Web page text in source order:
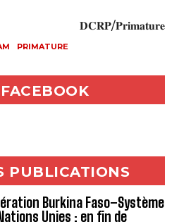
𝐃𝐂𝐑𝐏/𝐏𝐫𝐢𝐦𝐚𝐭𝐮𝐫𝐞
PRIMATURE
PUBLICATIONS
Burkina Faso–Système
Unies : en fin de